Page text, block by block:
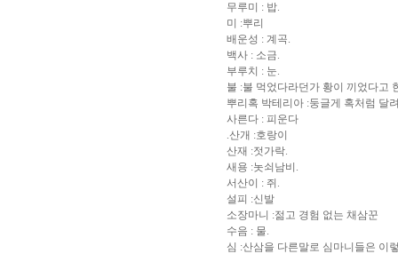
무루미 : 밥.
미 :뿌리
배운성 : 계곡.
백사 : 소금.
부루치 : 눈.
불 :불 먹었다라던가 황이 끼었다고
뿌리혹 박테리아 :둥글게 혹처럼 달
사른다 : 피운다
.산개 :호랑이
산재 :젓가락.
새용 :놋쇠남비.
서산이 : 쥐.
설피 :신발
소장마니 :젊고 경험 없는 채삼꾼
수음 : 물.
심 :산삼을 다른말로 심마니들은 이